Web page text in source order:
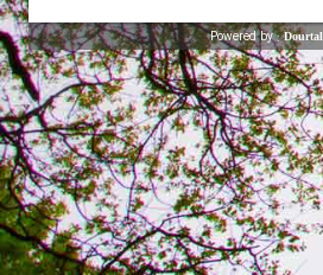
Powered by :Dourtal